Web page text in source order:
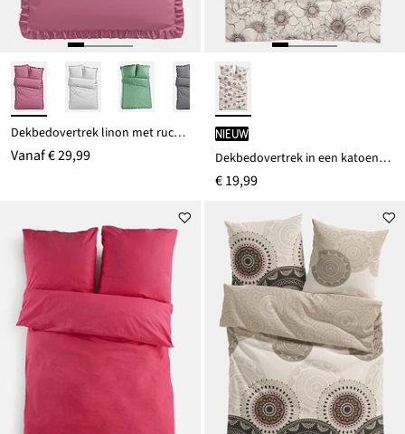
Dekbedovertrek linon met ruches
Vanaf€ 29,99
Nieuw
Dekbedovertrek in een katoenmix
€ 19,99